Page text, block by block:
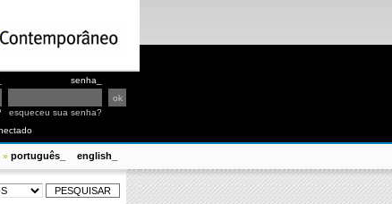
senha_
esqueceu sua senha?
» português_ english_